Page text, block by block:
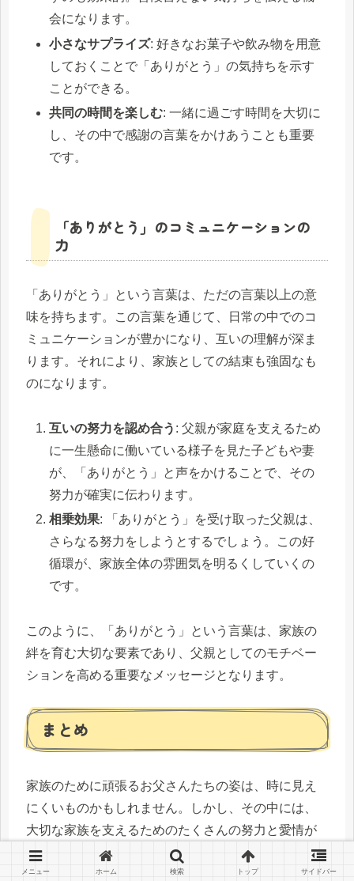
会になります。
小さなサプライズ: 好きなお菓子や飲み物を用意
しておくことで「ありがとう」の気持ちを示す
ことができる。
共同の時間を楽しむ: 一緒に過ごす時間を大切に
し、その中で感謝の言葉をかけあうことも重要
です。
「ありがとう」のコミュニケーションの
力
「ありがとう」という言葉は、ただの言葉以上の意
味を持ちます。この言葉を通じて、日常の中でのコ
ミュニケーションが豊かになり、互いの理解が深ま
ります。それにより、家族としての結束も強固なも
のになります。
互いの努力を認め合う : 父親が家庭を支えるため
に一生懸命に働いている様子を見た子どもや妻
が、「ありがとう」と声をかけることで、その
努力が確実に伝わります。
相乗効果: 「ありがとう」を受け取った父親は、
さらなる努力をしようとするでしょう。この好
循環が、家族全体の雰囲気を明るくしていくの
です。
このように、「ありがとう」という言葉は、家族の
絆を育む大切な要素であり、父親としてのモチベー
ションを高める重要なメッセージとなります。
まとめ
家族のために頑張るお父さんたちの姿は、時に見え
にくいものかもしれません。しかし、その中には、
大切な家族を支えるためのたくさんの努力と愛情が
隠されています。子どもたちが気づきにくい日々の
小さな行動や心遣いが、家族の絆を深め、父親自身
メニュー ホーム 検索 トップ サイドバー